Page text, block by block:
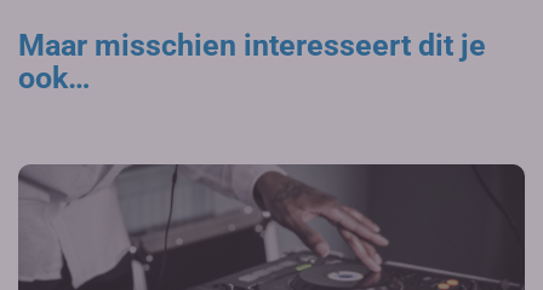
Maar misschien interesseert dit je
ook…